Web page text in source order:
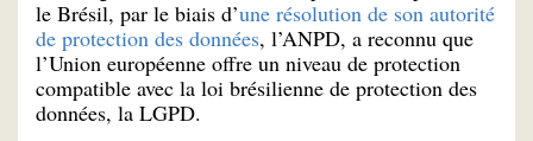
le Brésil, par le biais d’une résolution de son autorité
de protection des données, l’ANPD, a reconnu que
l’Union européenne offre un niveau de protection
compatible avec la loi brésilienne de protection des
données, la LGPD.